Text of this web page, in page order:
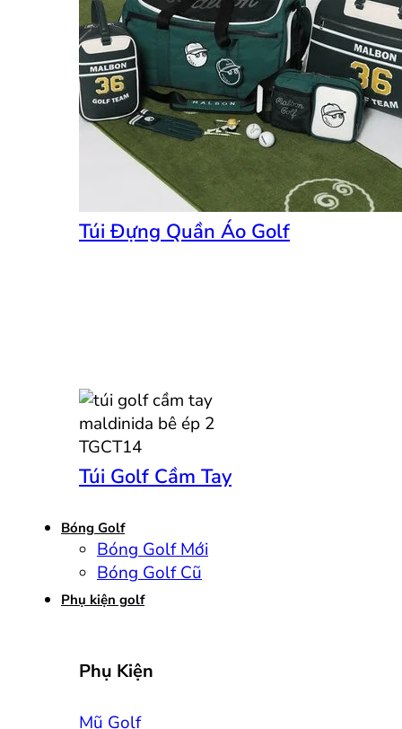
Túi Đựng Quần Áo Golf
Túi Golf Cầm Tay
Bóng Golf
Bóng Golf Mới
Bóng Golf Cũ
Phụ kiện golf
Phụ Kiện
Mũ Golf